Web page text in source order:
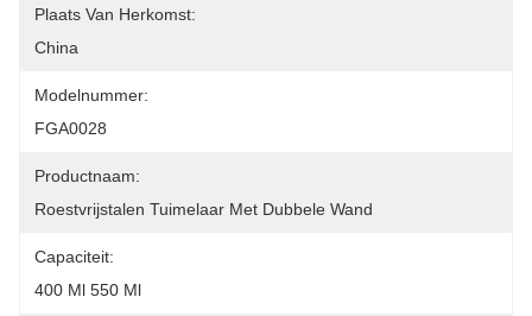
Plaats Van Herkomst:
China
Modelnummer:
FGA0028
Productnaam:
Roestvrijstalen Tuimelaar Met Dubbele Wand
Capaciteit:
400 Ml 550 Ml